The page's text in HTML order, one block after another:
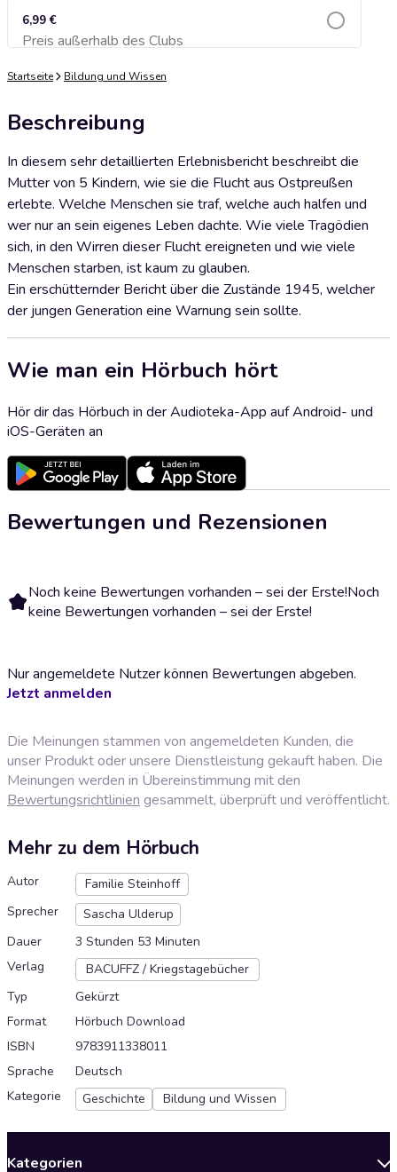
6,99 €
Preis außerhalb des ClubsZum Warenkorb hinzufügen
Startseite Bildung und Wissen
Beschreibung
In diesem sehr detaillierten Erlebnisbericht beschreibt die
Mutter von 5 Kindern, wie sie die Flucht aus Ostpreußen
erlebte. Welche Menschen sie traf, welche auch halfen und
wer nur an sein eigenes Leben dachte. Wie viele Tragödien
sich, in den Wirren dieser Flucht ereigneten und wie viele
Menschen starben, ist kaum zu glauben.
Ein erschütternder Bericht über die Zustände 1945, welcher
der jungen Generation eine Warnung sein sollte.
Wie man ein Hörbuch hört
Hör dir das Hörbuch in der Audioteka-App auf Android- und
iOS-Geräten an
Bewertungen und Rezensionen
Noch keine Bewertungen vorhanden – sei der Erste!Noch
keine Bewertungen vorhanden – sei der Erste!
Nur angemeldete Nutzer können Bewertungen abgeben.
Jetzt anmelden
Die Meinungen stammen von angemeldeten Kunden, die
unser Produkt oder unsere Dienstleistung gekauft haben. Die
Meinungen werden in Übereinstimmung mit den
Bewertungsrichtlinien gesammelt, überprüft und veröffentlicht.
Mehr zu dem Hörbuch
Autor
Familie Steinhoff
Sprecher
Sascha Ulderup
Dauer
3 Stunden 53 Minuten
Verlag
BACUFFZ / Kriegstagebücher
Typ
Gekürzt
Format
Hörbuch Download
ISBN
9783911338011
Sprache
Deutsch
Kategorie
Geschichte Bildung und Wissen
Kategorien